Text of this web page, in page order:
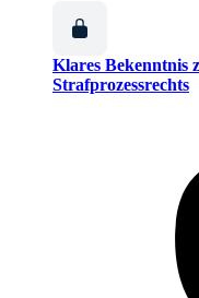
Klares Bekenntnis
Strafprozessrechts